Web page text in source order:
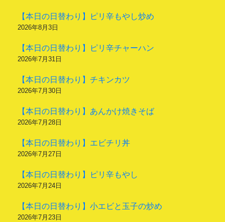
【本日の日替わり】ピリ辛もやし炒め
2026年8月3日
【本日の日替わり】ピリ辛チャーハン
2026年7月31日
【本日の日替わり】チキンカツ
2026年7月30日
【本日の日替わり】あんかけ焼きそば
2026年7月28日
【本日の日替わり】エビチリ丼
2026年7月27日
【本日の日替わり】ピリ辛もやし
2026年7月24日
【本日の日替わり】小エビと玉子の炒め
2026年7月23日